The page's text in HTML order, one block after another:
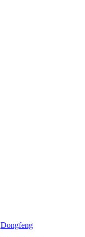
Dongfeng